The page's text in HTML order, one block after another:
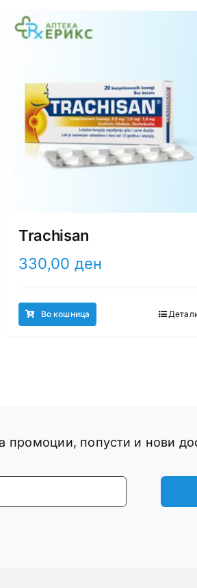
Trachisan
330,00 ден
Во кошница
промоции, попусти и нови